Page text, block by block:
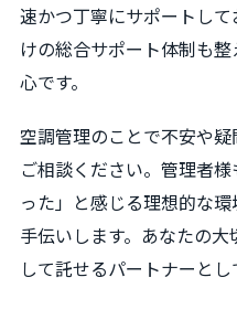
速かつ丁寧にサポートし
けの総合サポート体制も
心です。
空調管理のことで不安や
ご相談ください。管理者
った」と感じる理想的な
手伝いします。あなたの
して託せるパートナーとし